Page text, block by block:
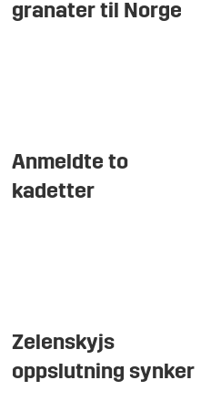
granater til Norge
Anmeldte to
kadetter
Zelenskyjs
oppslutning synker